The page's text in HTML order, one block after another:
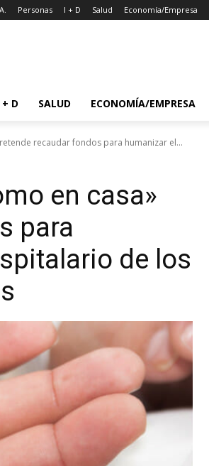
Personas I + D Salud Economía/Empresa
+ D SALUD ECONOMÍA/EMPRESA
recaudar fondos para humanizar el...
en casa»
para
de los